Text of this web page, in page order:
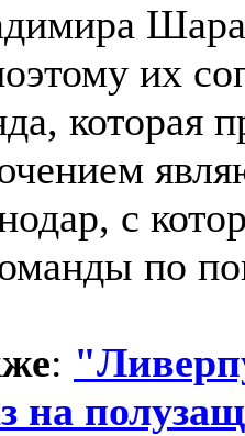
их
которая
с
по
:
на